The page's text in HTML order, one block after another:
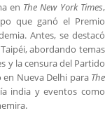
en The New York Times,
que ganó el Premio
Antes, se destacó
abordando temas
y la censura del Partido
Nueva Delhi para The
india y eventos como